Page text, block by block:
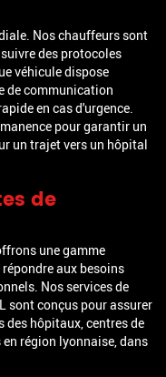
Nos chauffeurs sont
des protocoles
véhicule dispose
de communication
en cas d'urgence.
pour garantir un
un trajet vers un hôpital
de
une gamme
aux besoins
Nos services de
sont conçus pour assurer
des hôpitaux, centres de
région lyonnaise, dans